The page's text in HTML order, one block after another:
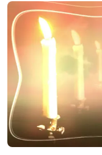
Босоногий царь
(Наталья Щеглова)
Автор жизни - Бог
(Макс Лукадо)